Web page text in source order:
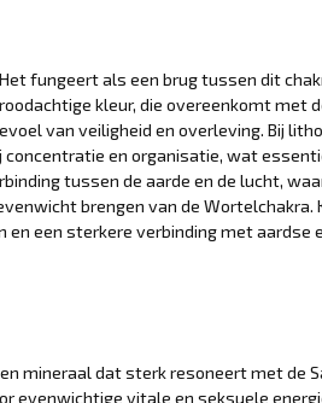
fungeert als een brug tussen dit
kleur, die overeenkomt met
van veiligheid en overleving. Bij
en organisatie, wat
tussen de aarde en de lucht,
brengen van de Wortelchakra.
een sterkere verbinding met aardse
mineraal dat sterk resoneert met de
evenwichtige vitale en seksuele